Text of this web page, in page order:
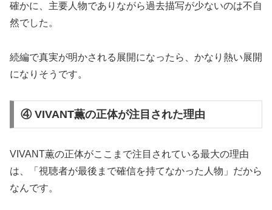
確かに、主要人物でありながら過去描写が少ないのは不自
然でした。
続編で真実が明かされる展開になったら、かなり熱い展開
になりそうです。
④ VIVANT薫の正体が注目された理由
VIVANT薫の正体がここまで注目されている最大の理由
は、「視聴者が最後まで確信を持てなかった人物」だから
なんです。